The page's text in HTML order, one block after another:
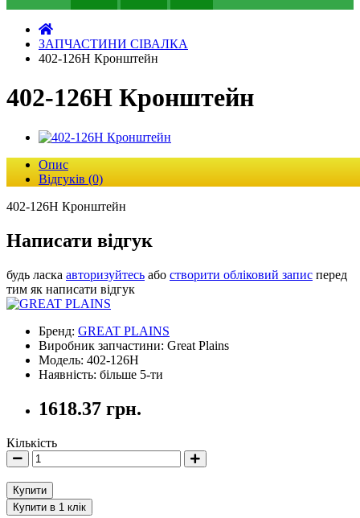
ЗАПЧАСТИНИ СІВАЛКА
402-126H Кронштейн
402-126H Кронштейн
Опис
Відгуків (0)
402-126H Кронштейн
Написати відгук
будь ласка авторизуйтесь або створити обліковий запис перед
тим як написати відгук
Бренд: GREAT PLAINS
Виробник запчастини: Great Plains
Модель: 402-126H
Наявність: більше 5-ти
1618.37 грн.
Кількість
Купити
Купити в 1 клік